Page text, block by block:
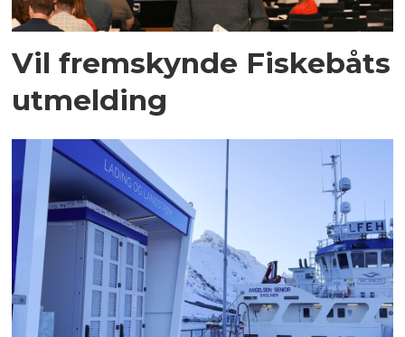
Vil fremskynde Fiskebåts
utmelding